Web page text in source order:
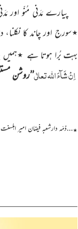
پیارے مَدَنی مُنّو اور
٭سورج اور چاند کا
بہت بُرا ہوتا ہے ٭ہمیں
اِنْ شَآءَاللہتعالٰی’’روشن
٭…ذمّہ دارشعبہ فیضان امیر اہلسنت